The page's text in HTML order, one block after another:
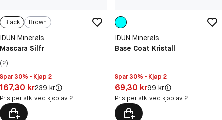
Black Brown
IDUN Minerals
Mascara Silfr
(2)
Spar 30% • Kjøp 2
Pris: 167,30 kr
167,30 krOriginal pris:
239 kr
Pris per stk. ved kjøp av 2
IDUN Minerals
Base Coat Kristall
Spar 30% • Kjøp 2
Pris: 69,30 kr
69,30 krOriginal pris:
99 kr
Pris per stk. ved kjøp av 2